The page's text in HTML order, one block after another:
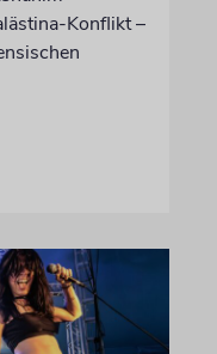
Konflikt –